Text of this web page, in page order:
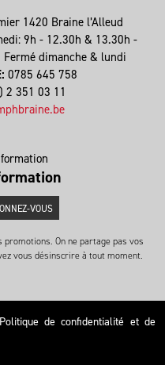
1420 Braine l’Alleud
9h - 12.30h & 13.30h -
dimanche & lundi
0785 645 758
2 351 03 11
VOUS
On ne partage pas vos
vous désinscrire à tout moment.
Politique de confidentialité et de